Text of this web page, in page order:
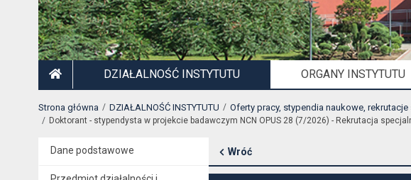
DZIAŁALNOŚĆ INSTYTUTU ORGANY INSTYTUTU
Strona główna DZIAŁALNOŚĆ INSTYTUTU Oferty pracy, stypendia naukowe,
Doktorant - stypendysta w projekcie badawczym NCN OPUS 28 (7/2026) - Rekrutacja
Dane podstawowe Wróć